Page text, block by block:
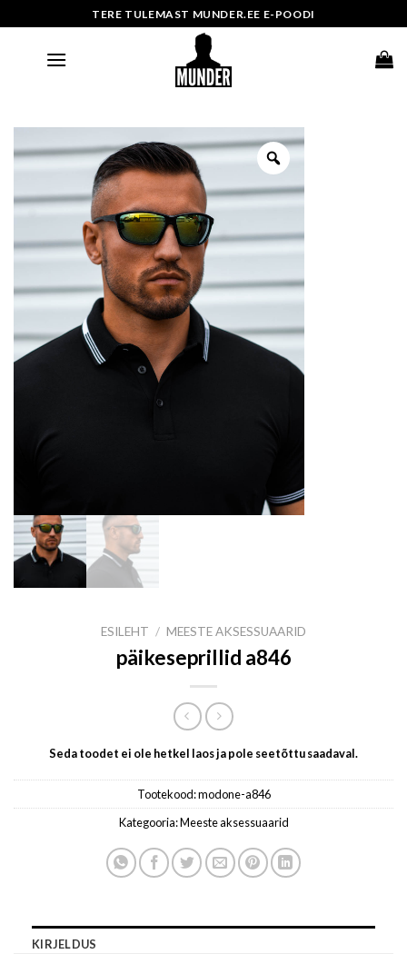
to
TERE TULEMAST MUNDER.EE E-POODI
ESILEHT / MEESTE AKSESSUAARID
päikeseprillid a846
Seda toodet ei ole hetkel laos ja pole seetõttu saadaval.
Tootekood:modone-a846
Kategooria:Meeste aksessuaarid
KIRJELDUS